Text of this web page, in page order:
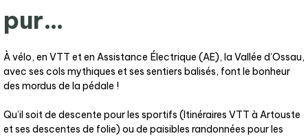
pur…
À vélo, en VTT et en Assistance Électrique (AE), la Vallée d’Ossau,
avec ses cols mythiques et ses sentiers balisés, font le bonheur
des mordus de la pédale !
Qu’il soit de descente pour les sportifs (Itinéraires VTT à Artouste
et ses descentes de folie) ou de paisibles randonnées pour les